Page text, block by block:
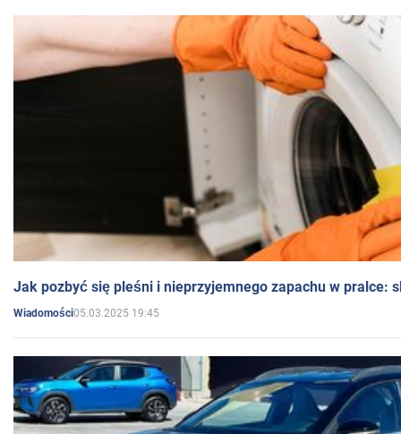
Jak pozbyć się pleśni i nieprzyjemnego zapachu w pralce:
Wiadomości05.03.2025 19:45